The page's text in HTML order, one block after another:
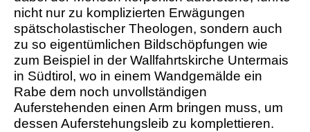
nicht nur zu komplizierten Erwägungen
spätscholastischer Theologen, sondern auch
zu so eigentümlichen Bildschöpfungen wie
zum Beispiel in der Wallfahrtskirche Untermais
in Südtirol, wo in einem Wandgemälde ein
Rabe dem noch unvollständigen
Auferstehenden einen Arm bringen muss, um
dessen Auferstehungsleib zu komplettieren.